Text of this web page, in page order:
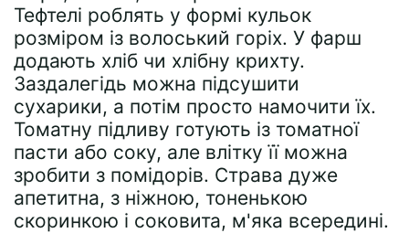
Тефтелі роблять у формі кульок
розміром із волоський горіх. У фарш
додають хліб чи хлібну крихту.
Заздалегідь можна підсушити
сухарики, а потім просто намочити їх.
Томатну підливу готують із томатної
пасти або соку, але влітку її можна
зробити з помідорів. Страва дуже
апетитна, з ніжною, тоненькою
скоринкою і соковита, м'яка всередині.